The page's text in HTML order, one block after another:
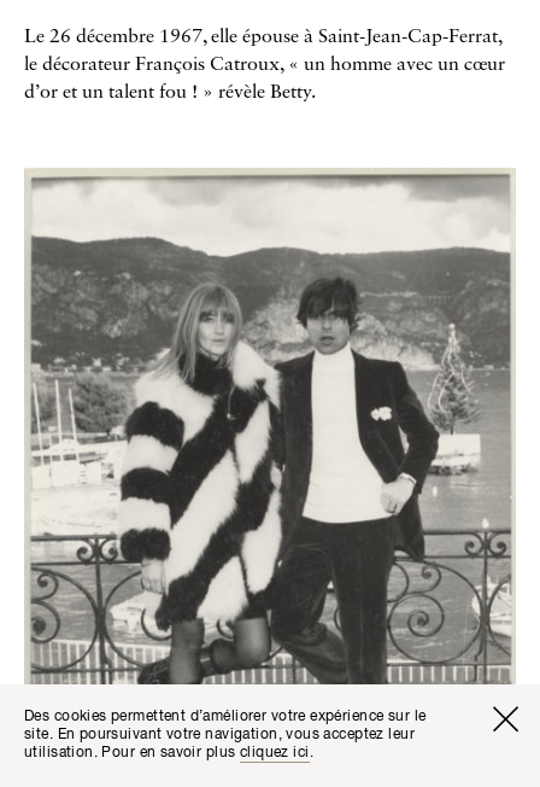
Le 26 décembre 1967, elle épouse à Saint-Jean-Cap-Ferrat,
le décorateur François Catroux, « un homme avec un cœur
d’or et un talent fou ! » révèle Betty.
Des cookies permettent d’améliorer votre expérience sur le
site. En poursuivant votre navigation, vous acceptez leur
utilisation. Pour en savoir plus cliquez ici .